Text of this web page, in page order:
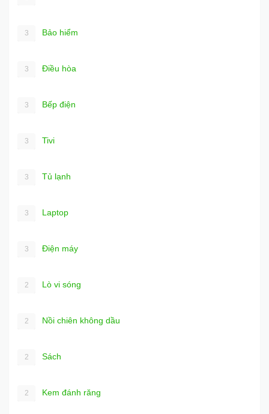
3 Bảo hiểm
3 Điều hòa
3 Bếp điện
3 Tivi
3 Tủ lạnh
3 Laptop
3 Điện máy
2 Lò vi sóng
2 Nồi chiên không dầu
2 Sách
2 Kem đánh răng